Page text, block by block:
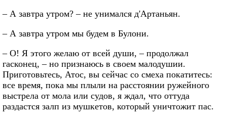
– А завтра утром? – не унимался д'Артаньян.
– А завтра утром мы будем в Булони.
– О! Я этого желаю от всей души, – продолжал
гасконец, – но признаюсь в своем малодушии.
Приготовьтесь, Атос, вы сейчас со смеха покатитесь:
все время, пока мы плыли на расстоянии ружейного
выстрела от мола или судов, я ждал, что оттуда
раздастся залп из мушкетов, который уничтожит пас.